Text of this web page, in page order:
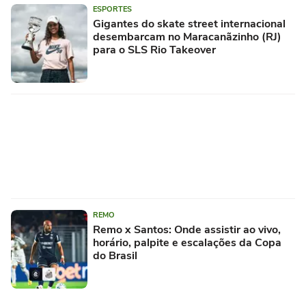
ESPORTES
Gigantes do skate street internacional
desembarcam no Maracanãzinho (RJ)
para o SLS Rio Takeover
REMO
Remo x Santos: Onde assistir ao vivo,
horário, palpite e escalações da Copa
do Brasil